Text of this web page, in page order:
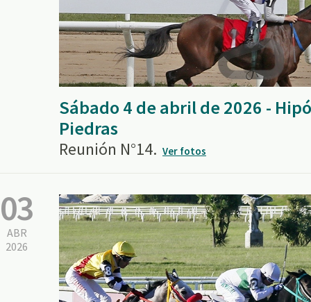
Sábado 4 de abril de 2026 -
Piedras
Reunión N°14. Ver fotos
03
ABR
2026